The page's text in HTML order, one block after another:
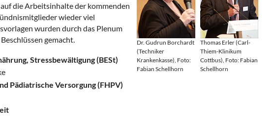
Dr. Gudrun Borchardt
(Techniker
Krankenkasse), Foto:
Fabian Schellhorn
Thomas Erler (Carl-
Thiem-Klinikum
Cottbus), Foto: Fabian
Schellhorn
die Arbeitsinhalte der kommenden
wieder viel
wurden durch das Plenum
gemacht.
Stressbewältigung (BESt)
Pädiatrische Versorgung (FHPV)